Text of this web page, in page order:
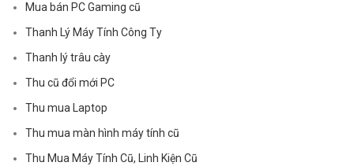
Mua bán PC Gaming cũ
Thanh Lý Máy Tính Công Ty
Thanh lý trâu cày
Thu cũ đổi mới PC
Thu mua Laptop
Thu mua màn hình máy tính cũ
Thu Mua Máy Tính Cũ, Linh Kiện Cũ